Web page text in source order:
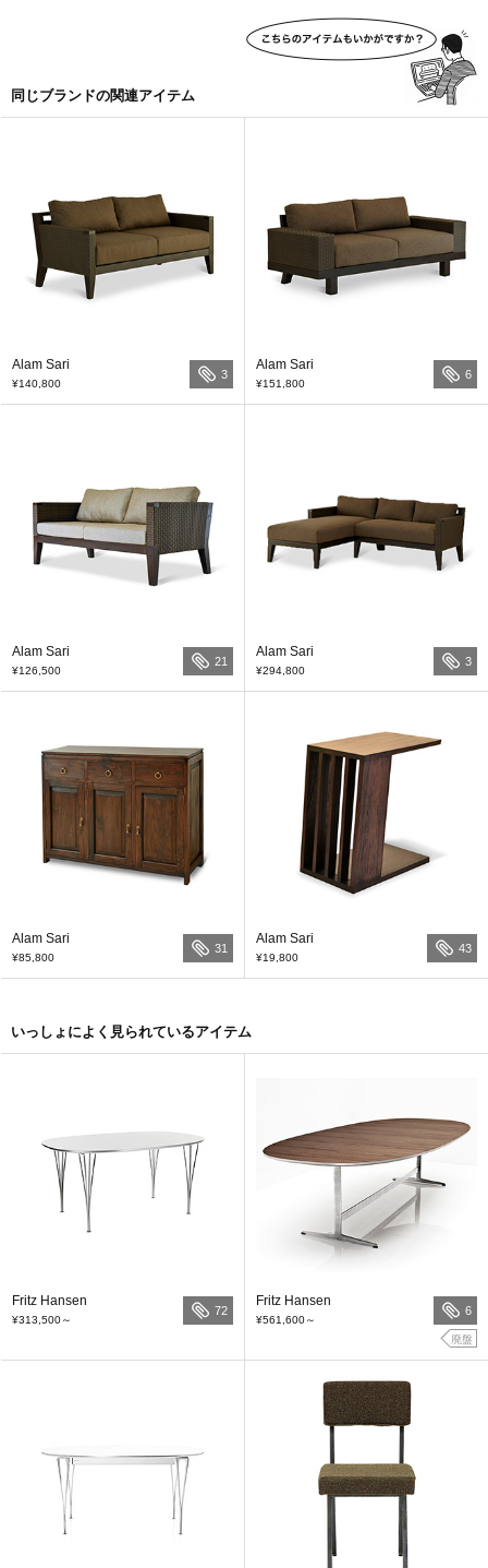
同じブランドの関連アイテム
Alam Sari
¥140,800
3
Alam Sari
¥151,800
6
Alam Sari
¥126,500
21
Alam Sari
¥294,800
3
Alam Sari
¥85,800
31
Alam Sari
¥19,800
43
いっしょによく見られているアイテム
Fritz Hansen
¥313,500～
72
Fritz Hansen
¥561,600～
6
廃盤